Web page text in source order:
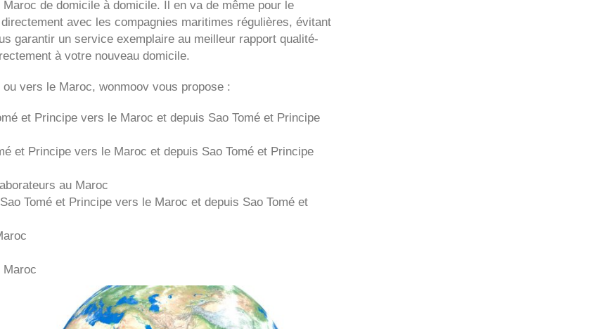
de domicile à domicile. Il en va de même pour le
avec les compagnies maritimes régulières, évitant
garantir un service exemplaire au meilleur rapport qualité-
à votre nouveau domicile.
vers le Maroc, wonmoov vous propose :
et Principe vers le Maroc et depuis Sao Tomé et Principe
et Principe vers le Maroc et depuis Sao Tomé et Principe
au Maroc
Sao Tomé et Principe vers le Maroc et depuis Sao Tomé et
Maroc